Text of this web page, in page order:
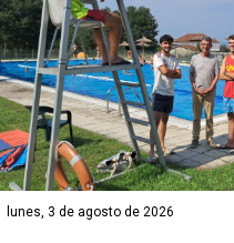
lunes, 3 de agosto de 2026